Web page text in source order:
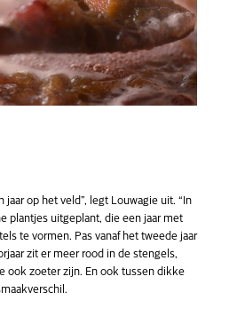
jaar op het veld”, legt Louwagie uit. “In
plantjes uitgeplant, die een jaar met
te vormen. Pas vanaf het tweede jaar
zit er meer rood in de stengels,
ook zoeter zijn. En ook tussen dikke